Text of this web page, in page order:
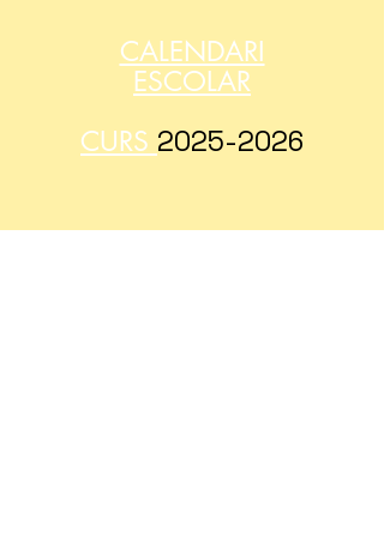
CALENDARI
ESCOLAR
CURS 2025-2026